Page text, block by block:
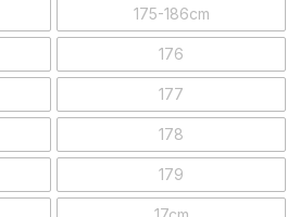
175-186cm
176
177
178
179